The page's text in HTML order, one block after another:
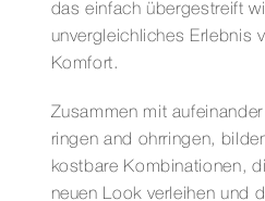
das einfach übergestreift
unvergleichliches Erlebnis
Komfort.
Zusammen mit
ringen and ohrringen,
kostbare Kombinationen,
neuen Look verleihen und